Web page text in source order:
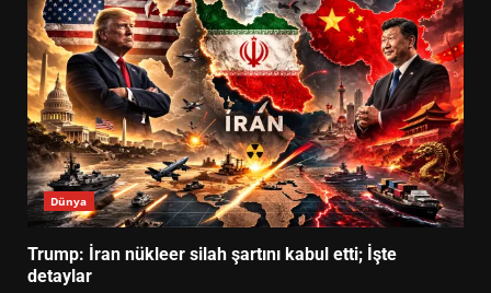
Dünya
Trump: İran nükleer silah şartını kabul etti; İşte
detaylar